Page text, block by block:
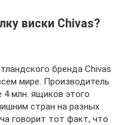
виски Chivas?
бренда Chivas
мире. Производитель
млн. ящиков этого
стран на разных
говорит тот факт, что